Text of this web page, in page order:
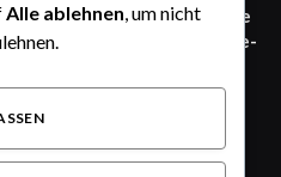
von WIŚNIOWSKI – robuste
für moderne Industrie-
Alle ablehnen, um nicht